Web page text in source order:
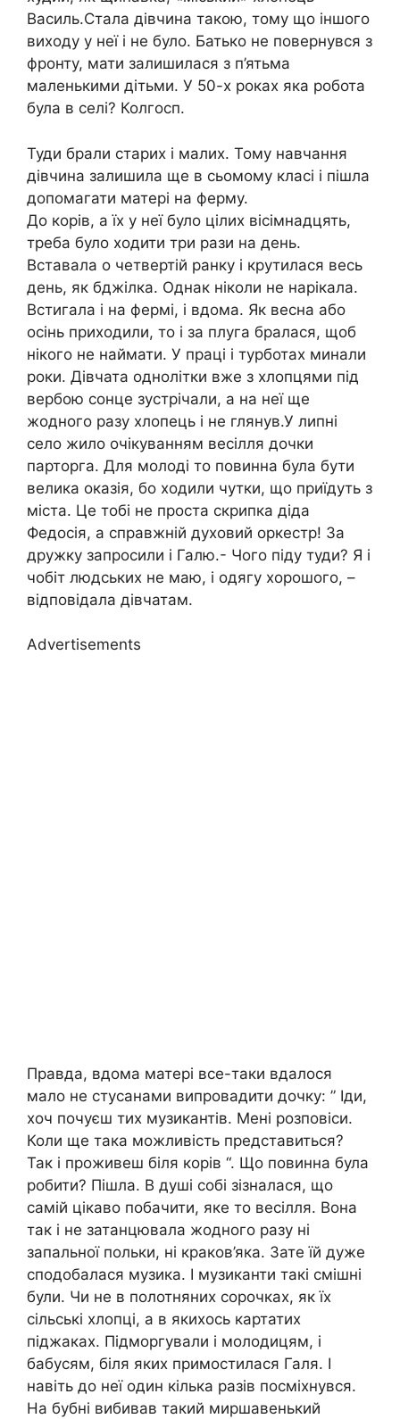
Василь.Стала дівчина такою, тому що іншого
виходу у неї і не було. Батько не повернувся з
фронту, мати залишилася з п’ятьма
маленькими дітьми. У 50-х роках яка робота
була в селі? Колгосп.
Туди брали старих і малих. Тому навчання
дівчина залишила ще в сьомому класі і пішла
допомагати матері на ферму.
До корів, а їх у неї було цілих вісімнадцять,
треба було ходити три рази на день.
Вставала о четвертій ранку і крутилася весь
день, як бджілка. Однак ніколи не нарікала.
Встигала і на фермі, і вдома. Як весна або
осінь приходили, то і за плуга бралася, щоб
нікого не наймати. У праці і турботах минали
роки. Дівчата однолітки вже з хлопцями під
вербою сонце зустрічали, а на неї ще
жодного разу хлопець і не глянув.У липні
село жило очікуванням весілля дочки
парторга. Для молоді то повинна була бути
велика оказія, бо ходили чутки, що приїдуть з
міста. Це тобі не проста скрипка діда
Федосія, а справжній духовий оркестр! За
дружку запросили і Галю.- Чого піду туди? Я і
чобіт людських не маю, і одягу хорошого, –
відповідала дівчатам.
Advertisements
Правда, вдома матері все-таки вдалося
мало не стусанами випровадити дочку: ” Іди,
хоч почуєш тих музикантів. Мені розповіси.
Коли ще така можливість представиться?
Так і проживеш біля корів “. Що повинна була
робити? Пішла. В душі собі зізналася, що
самій цікаво побачити, яке то весілля. Вона
так і не затанцювала жодного разу ні
запальної польки, ні краков’яка. Зате їй дуже
сподобалася музика. І музиканти такі смішні
були. Чи не в полотняних сорочках, як їх
сільські хлопці, а в якихось картатих
піджаках. Підморгували і молодицям, і
бабусям, біля яких примостилася Галя. І
навіть до неї один кілька разів посміхнувся.
На бубні вибивав такий миршавенький